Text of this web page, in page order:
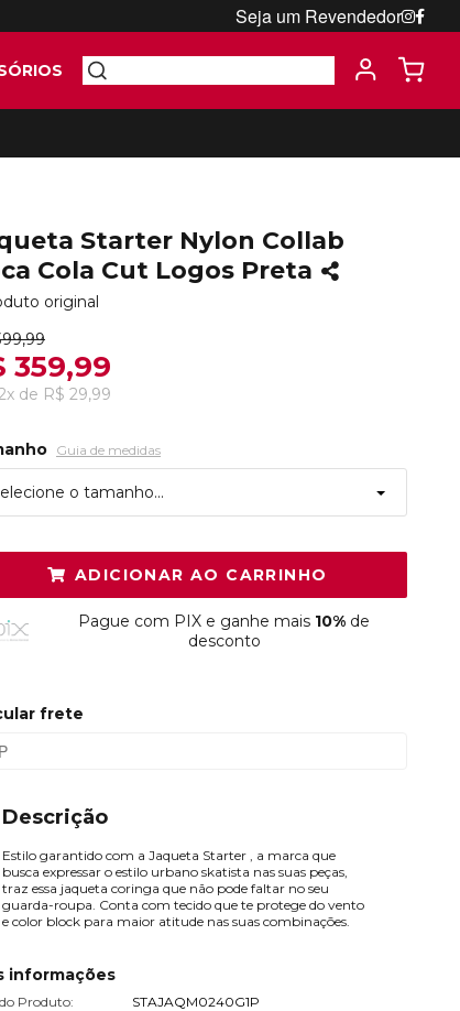
Seja um Revendedor
Starter Nylon Collab
Cola Cut Logos Preta
original
359,99
x de R$ 29,99
Guia de medidas
o tamanho...
Resta 1 item
Restam mais de 6 itens
ADICIONAR AO CARRINHO
Pague com PIX e ganhe mais 10% de
desconto
frete
Descrição
Estilo garantido com a Jaqueta Starter , a marca que
busca expressar o estilo urbano skatista nas suas peças,
traz essa jaqueta coringa que não pode faltar no seu
guarda-roupa. Conta com tecido que te protege do vento
e color block para maior atitude nas suas combinações.
informações
Produto:
STAJAQM0240G1P